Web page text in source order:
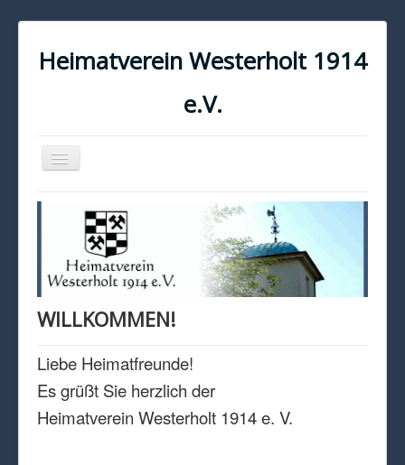
Heimatverein Westerholt 1914
e.V.
Navigation
an/aus
KONTAKT
IMPRESSUM
DATENSCHUTZ
WILLKOMMEN!
Liebe Heimatfreunde!
Es grüßt Sie herzlich der
Heimatverein Westerholt 1914 e. V.